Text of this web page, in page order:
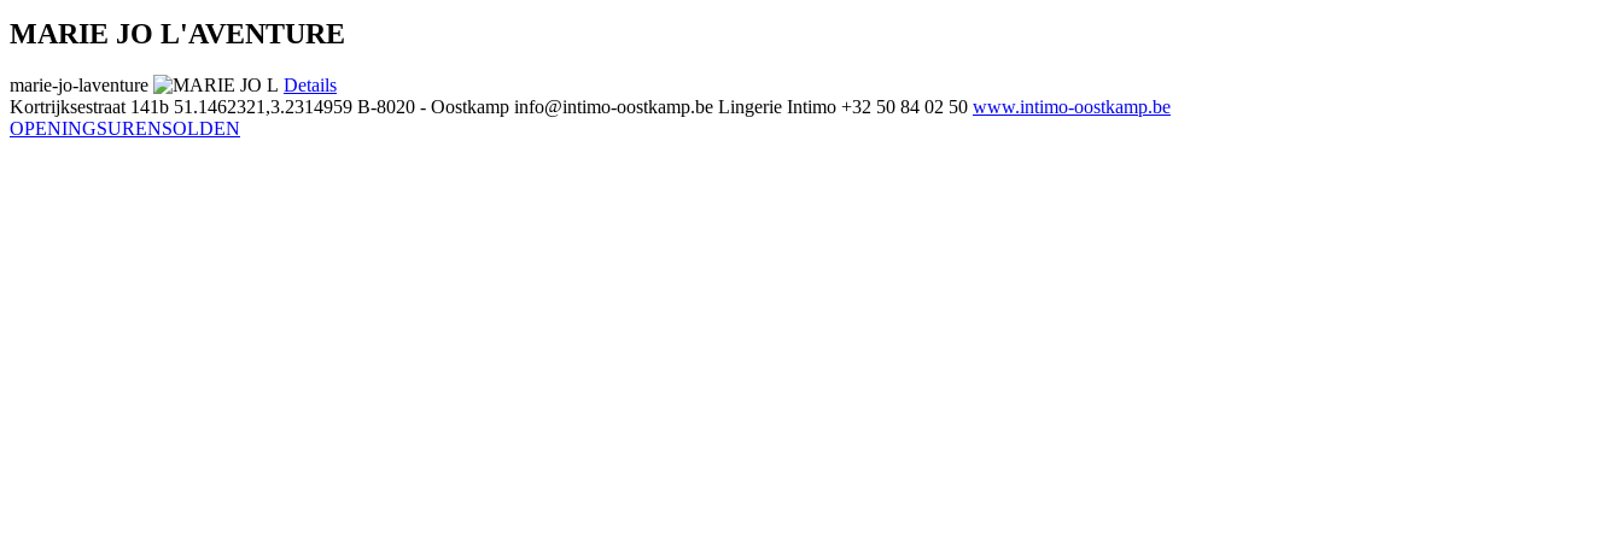
MARIE JO L'AVENTURE
marie-jo-laventure
Details
Kortrijksestraat 141b 51.1462321,3.2314959 B-8020 - Oostkamp info@intimo-oostkamp.be Lingerie Intimo +32 50 84 02 50 www.intimo-oostkamp.be
OPENINGSURENSOLDEN